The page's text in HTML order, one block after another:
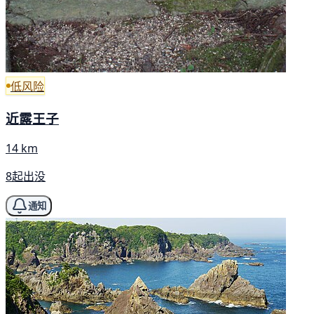
低风险
近露王子
14 km
8起出没
通知